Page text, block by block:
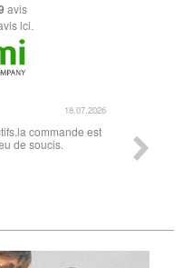
avis
ici.
18.07.2026
commande est
de soucis.